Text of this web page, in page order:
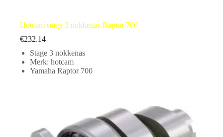
Hotcam stage 3 nokkenas Raptor 700
€232.14
Stage 3 nokkenas
Merk: hotcam
Yamaha Raptor 700